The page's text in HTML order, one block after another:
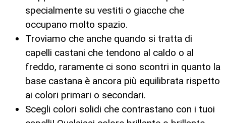
specialmente su vestiti o giacche che
occupano molto spazio.
Troviamo che anche quando si tratta di
capelli castani che tendono al caldo o al
freddo, raramente ci sono scontri in quanto la
base castana è ancora più equilibrata rispetto
ai colori primari o secondari.
Scegli colori solidi che contrastano con i tuoi